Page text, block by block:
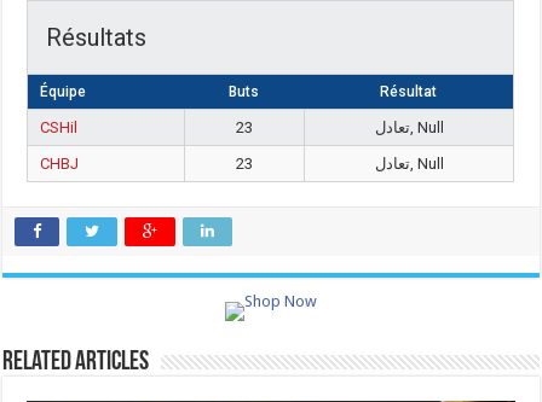
Résultats
Équipe Buts Résultat
CSHil 23
تعادل, Null
CHBJ
23 تعادل, Null
Related Articles